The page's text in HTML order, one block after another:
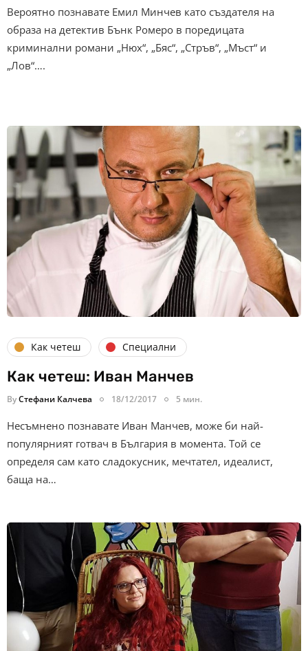
Вероятно познавате Емил Минчев като създателя на
образа на детектив Бънк Ромеро в поредицата
криминални романи „Нюх“, „Бяс“, „Стръв“, „Мъст“ и
„Лов“….
Как четеш Специални
Как четеш: Иван Манчев
ByСтефани Калчева 18/12/2017 5 мин.
Несъмнено познавате Иван Манчев, може би най-
популярният готвач в България в момента. Той се
определя сам като сладокусник, мечтател, идеалист,
баща на…